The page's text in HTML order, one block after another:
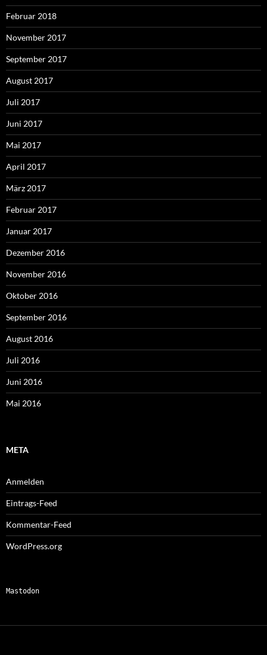
Februar 2018
November 2017
September 2017
August 2017
Juli 2017
Juni 2017
Mai 2017
April 2017
März 2017
Februar 2017
Januar 2017
Dezember 2016
November 2016
Oktober 2016
September 2016
August 2016
Juli 2016
Juni 2016
Mai 2016
META
Anmelden
Eintrags-Feed
Kommentar-Feed
WordPress.org
Mastodon